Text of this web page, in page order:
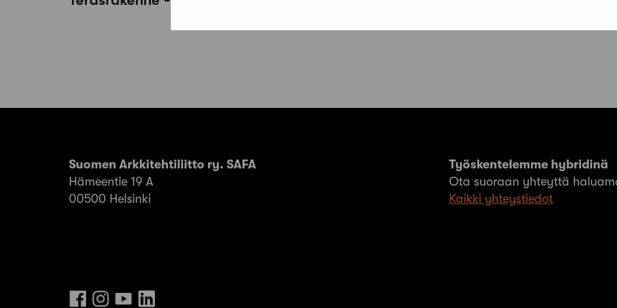
Suomen Arkkitehtiliitto ry. SAFA
Hämeentie 19 A
00500 Helsinki
Työskentelemme hybridinä
Ota suoraan yhteyttä
Kaikki yhteystiedot